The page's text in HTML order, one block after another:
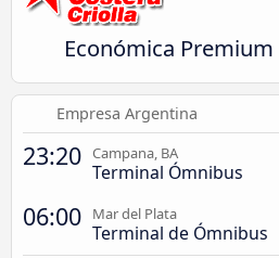
Económica Premium
Empresa Argentina
23:20 Campana, BA
Terminal Ómnibus
06:00 Mar del Plata
Terminal de Ómnibus